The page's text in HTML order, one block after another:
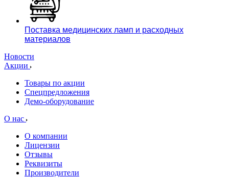
Поставка медицинских ламп и расходных
материалов
Новости
Акции
Товары по акции
Спецпредложения
Демо-оборудование
О нас
О компании
Лицензии
Отзывы
Реквизиты
Производители